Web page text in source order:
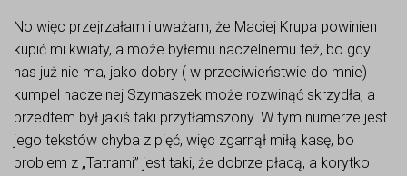
No więc przejrzałam i uważam, że Maciej Krupa powinien
kupić mi kwiaty, a może byłemu naczelnemu też, bo gdy
nas już nie ma, jako dobry ( w przeciwieństwie do mnie)
kumpel naczelnej Szymaszek może rozwinąć skrzydła, a
przedtem był jakiś taki przytłamszony. W tym numerze jest
jego tekstów chyba z pięć, więc zgarnął miłą kasę, bo
problem z „Tatrami” jest taki, że dobrze płacą, a korytko